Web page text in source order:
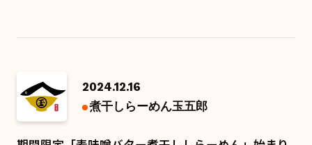
2024.12.16
煮干しらーめん玉五郎